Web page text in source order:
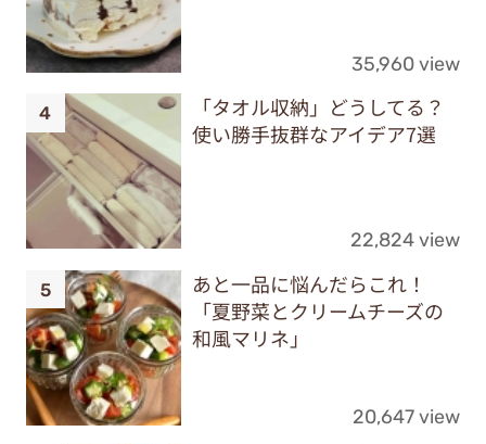
35,960 view
「タオル収納」どうしてる？
使い勝手抜群なアイデア7選
22,824 view
あと一品に悩んだらこれ！
「夏野菜とクリームチーズの
和風マリネ」
20,647 view